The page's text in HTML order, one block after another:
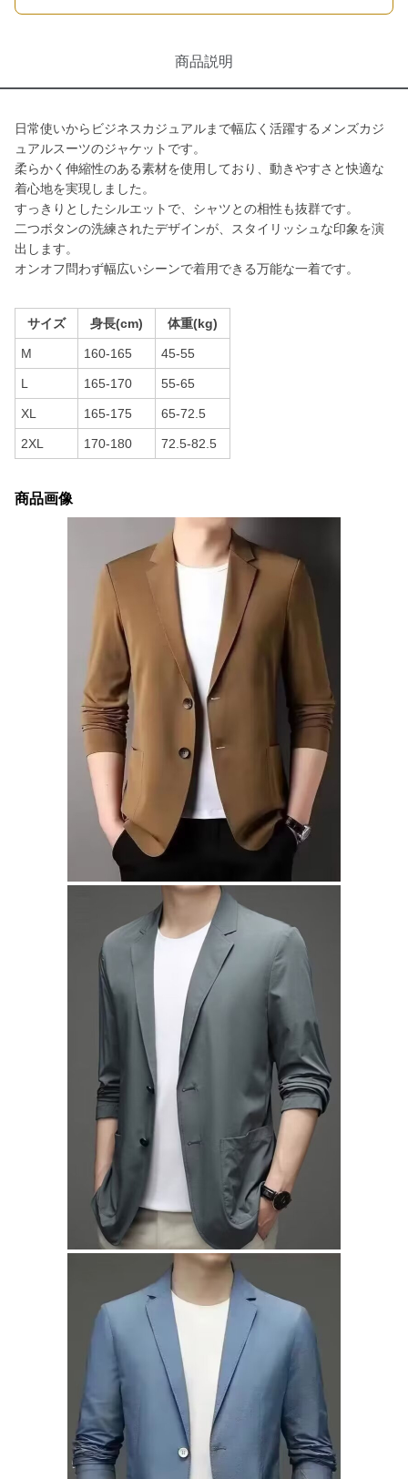
商品説明
日常使いからビジネスカジュアルまで幅広く活躍するメンズカジ
ュアルスーツのジャケットです。
柔らかく伸縮性のある素材を使用しており、動きやすさと快適な
着心地を実現しました。
すっきりとしたシルエットで、シャツとの相性も抜群です。
二つボタンの洗練されたデザインが、スタイリッシュな印象を演
出します。
オンオフ問わず幅広いシーンで着用できる万能な一着です。
サイズ 身長(cm) 体重(kg)
M 160-165 45-55
L 165-170 55-65
XL 165-175 65-72.5
2XL 170-180 72.5-82.5
商品画像